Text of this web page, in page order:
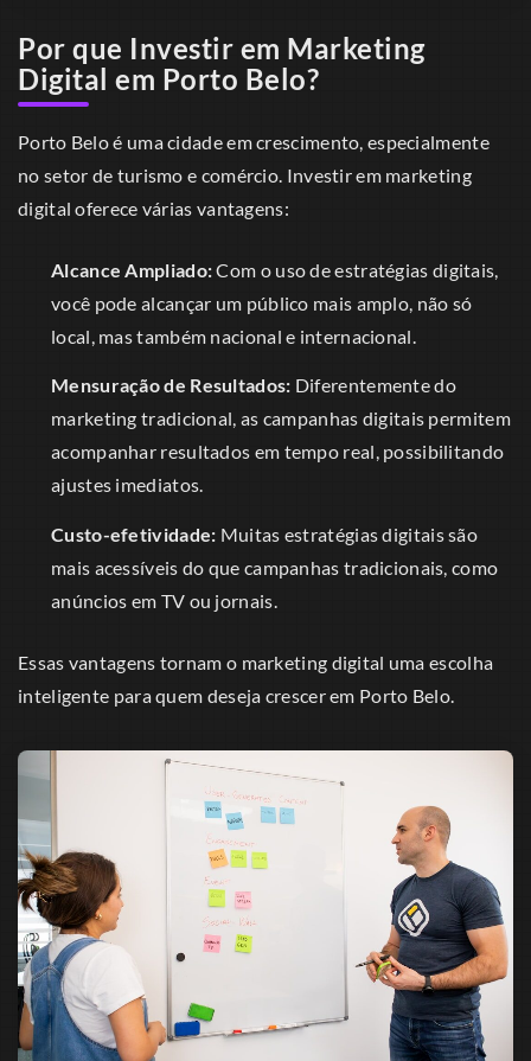
Por que Investir em Marketing
Digital em Porto Belo?
Porto Belo é uma cidade em crescimento, especialmente
no setor de turismo e comércio. Investir em marketing
digital oferece várias vantagens:
Alcance Ampliado:Com o uso de estratégias digitais,
você pode alcançar um público mais amplo, não só
local, mas também nacional e internacional.
Mensuração de Resultados: Diferentemente do
marketing tradicional, as campanhas digitais permitem
acompanhar resultados em tempo real, possibilitando
ajustes imediatos.
Custo-efetividade: Muitas estratégias digitais são
mais acessíveis do que campanhas tradicionais, como
anúncios em TV ou jornais.
Essas vantagens tornam o marketing digital uma escolha
inteligente para quem deseja crescer em Porto Belo.